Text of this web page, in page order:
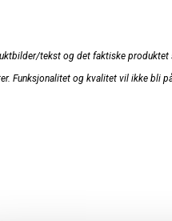
tekst og det faktiske
Funksjonalitet og kvalitet vil ikke bli